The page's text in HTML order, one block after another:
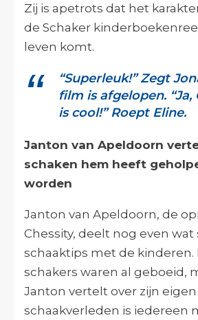
Zij is apetrots dat het
de Schaker
leven komt.
“Superleuk!” Zegt
film is afgelopen. “Ja,
is cool!” Roept Eline.
Janton van Apeldoorn
schaken hem heeft
worden
Janton van Apeldoorn, de
Chessity, deelt nog even
schaaktips met de kinderen.
schakers waren al geboeid,
Janton vertelt over zijn eigen
schaakverleden is iedereen